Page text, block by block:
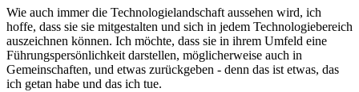
Wie auch immer die Technologielandschaft aussehen wird, ich
hoffe, dass sie sie mitgestalten und sich in jedem Technologiebereich
auszeichnen können. Ich möchte, dass sie in ihrem Umfeld eine
Führungspersönlichkeit darstellen, möglicherweise auch in
Gemeinschaften, und etwas zurückgeben - denn das ist etwas, das
ich getan habe und das ich tue.